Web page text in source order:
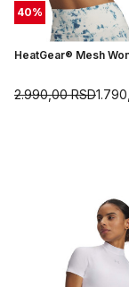
40%
HeatGear® Mesh
2.990,00RSD